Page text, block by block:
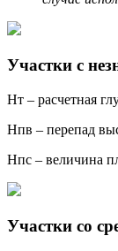
Участки с
Hт – расчетная
Hпв – перепад
Hпс – величина
Участки со